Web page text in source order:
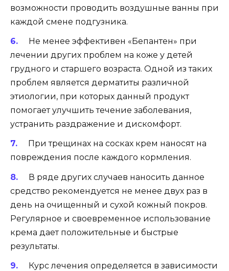
возможности проводить воздушные ванны при
каждой смене подгузника.
Не менее эффективен «Бепантен» при
лечении других проблем на коже у детей
грудного и старшего возраста. Одной из таких
проблем является дерматиты различной
этиологии, при которых данный продукт
помогает улучшить течение заболевания,
устранить раздражение и дискомфорт.
При трещинах на сосках крем наносят на
повреждения после каждого кормления.
В ряде других случаев наносить данное
средство рекомендуется не менее двух раз в
день на очищенный и сухой кожный покров.
Регулярное и своевременное использование
крема дает положительные и быстрые
результаты.
Курс лечения определяется в зависимости